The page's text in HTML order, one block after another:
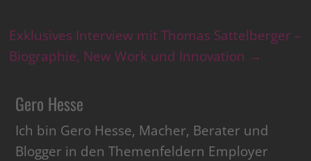
Exklusives Interview mit Thomas Sattelberger –
Biographie, New Work und Innovation →
Gero Hesse
Ich bin Gero Hesse, Macher, Berater und
Blogger in den Themenfeldern Employer